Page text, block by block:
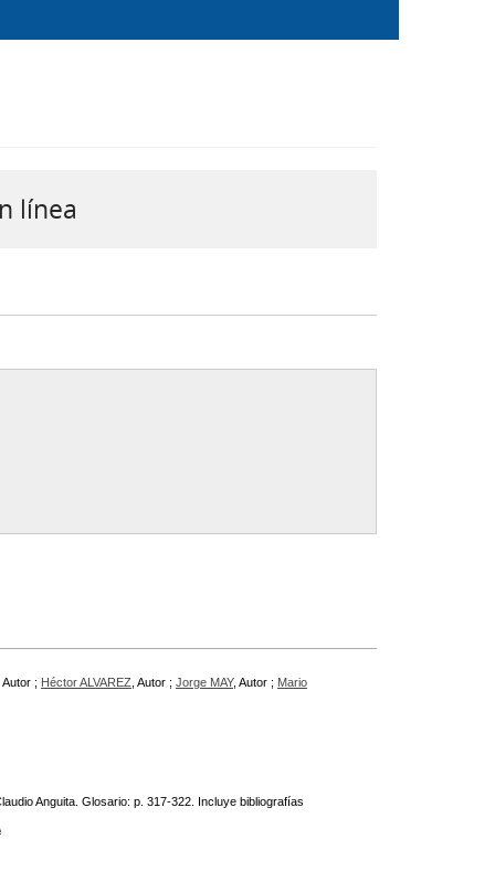
línea
, Autor ; Héctor ALVAREZ , Autor ; Jorge MAY, Autor ; Mario
Anguita. Glosario: p. 317-322. Incluye bibliografías